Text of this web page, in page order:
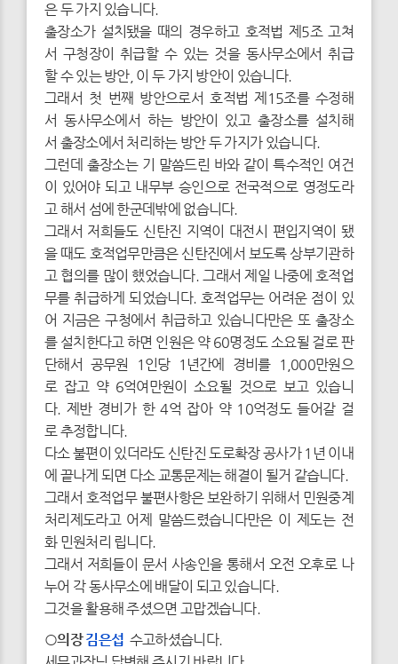
은 두 가지 있습니다.
출장소가 설치됐을 때의 경우하고 호적법 제5조 고쳐
서 구청장이 취급할 수 있는 것을 동사무소에서 취급
할 수 있는 방안, 이 두 가지 방안이 있습니다.
그래서 첫 번째 방안으로서 호적법 제15조를 수정해
서 동사무소에서 하는 방안이 있고 출장소를 설치해
서 출장소에서 처리하는 방안 두 가지가 있습니다.
그런데 출장소는 기 말씀드린 바와 같이 특수적인 여건
이 있어야 되고 내무부 승인으로 전국적으로 영정도라
고 해서 섬에 한군데밖에 없습니다.
그래서 저희들도 신탄진 지역이 대전시 편입지역이 됐
을 때도 호적업무만큼은 신탄진에서 보도록 상부기관하
고 협의를 많이 했었습니다. 그래서 제일 나중에 호적업
무를 취급하게 되었습니다. 호적업무는 어려운 점이 있
어 지금은 구청에서 취급하고 있습니다만은 또 출장소
를 설치한다고 하면 인원은 약 60명정도 소요될 걸로 판
단해서 공무원 1인당 1년간에 경비를 1,000만원으
로 잡고 약 6억여만원이 소요될 것으로 보고 있습니
다. 제반 경비가 한 4억 잡아 약 10억정도 들어갈 걸
로 추정합니다.
다소 불편이 있더라도 신탄진 도로확장 공사가 1년 이내
에 끝나게 되면 다소 교통문제는 해결이 될거 같습니다.
그래서 호적업무 불편사항은 보완하기 위해서 민원중계
처리제도라고 어제 말씀드렸습니다만은 이 제도는 전
화 민원처리 립니다.
그래서 저희들이 문서 사송인을 통해서 오전 오후로 나
누어 각 동사무소에 배달이 되고 있습니다.
그것을 활용해 주셨으면 고맙겠습니다.
○의장김은섭 수고하셨습니다.